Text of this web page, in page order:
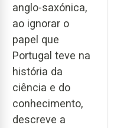
anglo-saxónica,
ao ignorar o
papel que
Portugal teve na
história da
ciência e do
conhecimento,
descreve a